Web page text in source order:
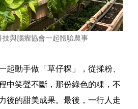
與腦瘤協會一起體驗農事
起動手做「草仔粿」，從揉粉、
中笑聲不斷，那份綠色的粿，不
後的甜美成果。最後，一行人走